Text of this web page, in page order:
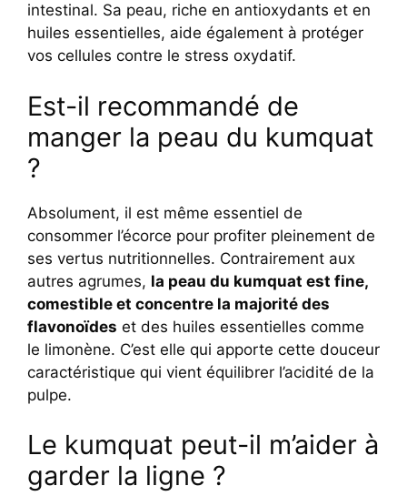
intestinal. Sa peau, riche en antioxydants et en
huiles essentielles, aide également à protéger
vos cellules contre le stress oxydatif.
Est-il recommandé de
manger la peau du kumquat
?
Absolument, il est même essentiel de
consommer l’écorce pour profiter pleinement de
ses vertus nutritionnelles. Contrairement aux
autres agrumes, la peau du kumquat est fine,
comestible et concentre la majorité des
flavonoïdes et des huiles essentielles comme
le limonène. C’est elle qui apporte cette douceur
caractéristique qui vient équilibrer l’acidité de la
pulpe.
Le kumquat peut-il m’aider à
garder la ligne ?